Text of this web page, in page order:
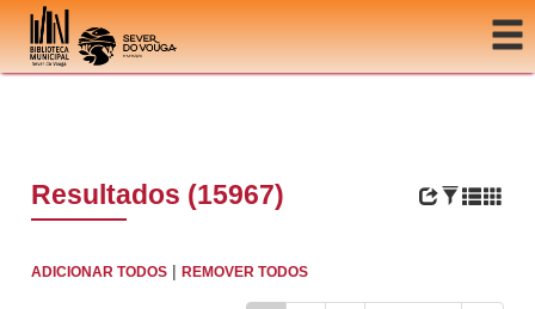
Ir para o conteúdo
Resultados (15967)
ADICIONAR TODOS |REMOVER TODOS